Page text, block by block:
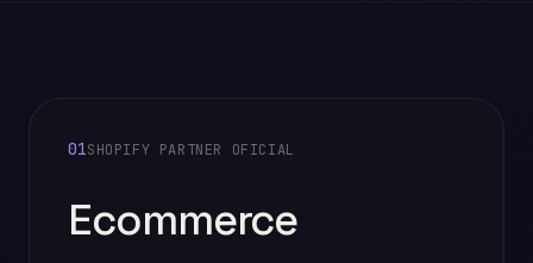
01SHOPIFY PARTNER OFICIAL
Ecommerce